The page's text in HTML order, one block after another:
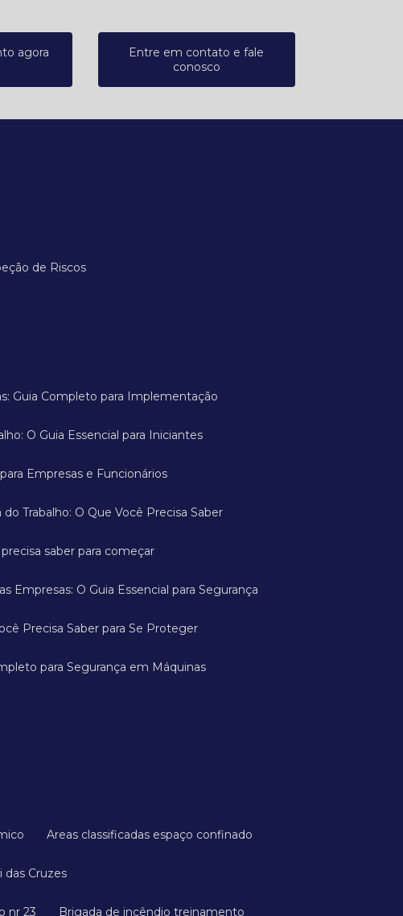
agora
Entre em contato e fale
conosco
de Riscos
Guia Completo para Implementação
O Guia Essencial para Iniciantes
Empresas e Funcionários
do Trabalho: O Que Você Precisa Saber
saber para começar
Empresas: O Guia Essencial para Segurança
Precisa Saber para Se Proteger
para Segurança em Máquinas
Areas classificadas espaço confinado
das Cruzes
nr 23 Brigada de incêndio treinamento